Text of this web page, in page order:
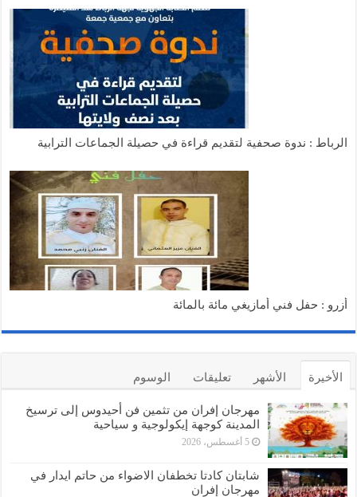
الرباط : ندوة صحفية لتقديم قراءة في حصيلة الجماعات الترابية
أزرو : حفل فني أمازيغي مائة بالمائة
الأخيرة الأشهر تعليقات الوسوم
مهرجان إفران من تثمين فن أحيدوس إلى ترسيخ
المدينة كوجهة إيكولوجية و سياحية
5 أغسطس، 2026
شابتان كادتا تخطفان الاضواء من حاتم ايدار في
مهرجان إفران